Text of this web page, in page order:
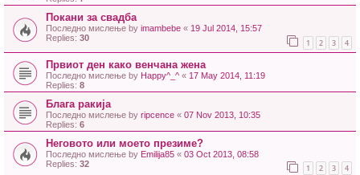
Покани за свадба
Последно мислење by imambebe « 19 Jul 2014, 15:57
Replies: 30 1 2 3 4
Првиот ден како венчана жена
Последно мислење by Happy^_^ « 17 May 2014, 11:19
Replies: 8
Блага ракија
Последно мислење by ripcence « 07 Nov 2013, 10:35
Replies: 6
Неговото или моето презиме?
Последно мислење by Emilija85 « 03 Oct 2013, 08:58
Replies: 32 1 2 3 4